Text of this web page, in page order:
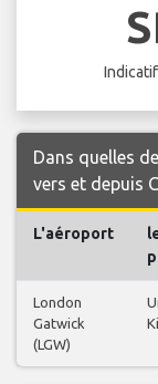
Dans quelles
vers et depuis
L'aéroport
London
Gatwick
(LGW)